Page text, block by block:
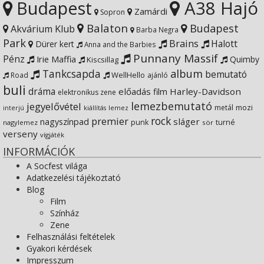
YouTube
on
Google+
Budapest Sopron Zamárdi A38 Hajó
Akvárium Klub Balaton Barba Negra
Budapest
Park
Dürer kert Anna and the Barbies Brains
Halott
Pénz
Irie Maffia Kiscsillag Punnany Massif Quimby
Road Tankcsapda WellHello ajánló album bemutató
buli dráma elektronikus zene előadás film Harley-Davidson
interjú jegyelővétel kiállítás lemez lemezbemutató metál mozi
nagylemez nagyszínpad premier punk rock sláger sör turné
verseny vígjáték
INFORMÁCIÓK
A Socfest világa
Adatkezelési tájékoztató
Blog
Film
Színház
Zene
Felhasználási feltételek
Gyakori kérdések
Impresszum